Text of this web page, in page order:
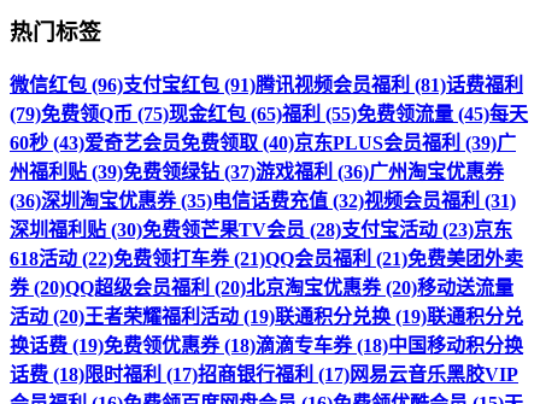
热门标签
微信红包 (96)支付宝红包 (91)腾讯视频会员福利 (81)话费福利
(79)免费领Q币 (75)现金红包 (65)福利 (55)免费领流量 (45)每天
60秒 (43)爱奇艺会员免费领取 (40)京东PLUS会员福利 (39)广
州福利贴 (39)免费领绿钻 (37)游戏福利 (36)广州淘宝优惠券
(36)深圳淘宝优惠券 (35)电信话费充值 (32)视频会员福利 (31)
深圳福利贴 (30)免费领芒果TV会员 (28)支付宝活动 (23)京东
618活动 (22)免费领打车券 (21)QQ会员福利 (21)免费美团外卖
券 (20)QQ超级会员福利 (20)北京淘宝优惠券 (20)移动送流量
活动 (20)王者荣耀福利活动 (19)联通积分兑换 (19)联通积分兑
换话费 (19)免费领优惠券 (18)滴滴专车券 (18)中国移动积分换
话费 (18)限时福利 (17)招商银行福利 (17)网易云音乐黑胶VIP